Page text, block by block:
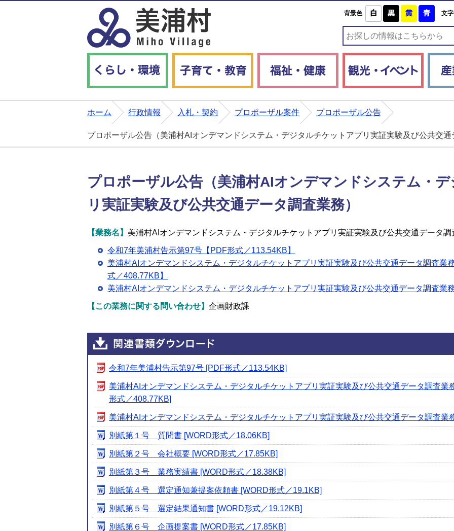
背景色 白 黒 黄 青文
ホーム 行政情報 入札・契約 プロポーザル案件 プロポーザル公告
プロポーザル公告（美浦村AIオンデマンドシステム・デジタルチケットアプリ実証実験及び公共交通
プロポーザル公告（美浦村AIオンデマンドシステム・
リ実証実験及び公共交通データ調査業務）
【業務名】 美浦村AIオンデマンドシステム・デジタルチケットアプリ実証実験及び公共交通データ調
令和7年美浦村告示第97号【PDF形式／113.54KB】
美浦村AIオンデマンドシステム・デジタルチケットアプリ実証実験及び公共交通データ調査業
式／408.77KB】
美浦村AIオンデマンドシステム・デジタルチケットアプリ実証実験及び公共交通データ調査業
【この業務に関する問い合わせ】 企画財政課
令和7年美浦村告示第97号 [PDF形式／113.54KB]
美浦村AIオンデマンドシステム・デジタルチケットアプリ実証実験及び公共交通データ調査業
形式／408.77KB]
美浦村AIオンデマンドシステム・デジタルチケットアプリ実証実験及び公共交通データ調査業
別紙第１号 質問書 [WORD形式／18.06KB]
別紙第２号 会社概要 [WORD形式／17.85KB]
別紙第３号 業務実績書 [WORD形式／18.38KB]
別紙第４号 選定通知兼提案依頼書 [WORD形式／19.1KB]
別紙第５号 選定結果通知書 [WORD形式／19.12KB]
別紙第６号 企画提案書 [WORD形式／17.85KB]